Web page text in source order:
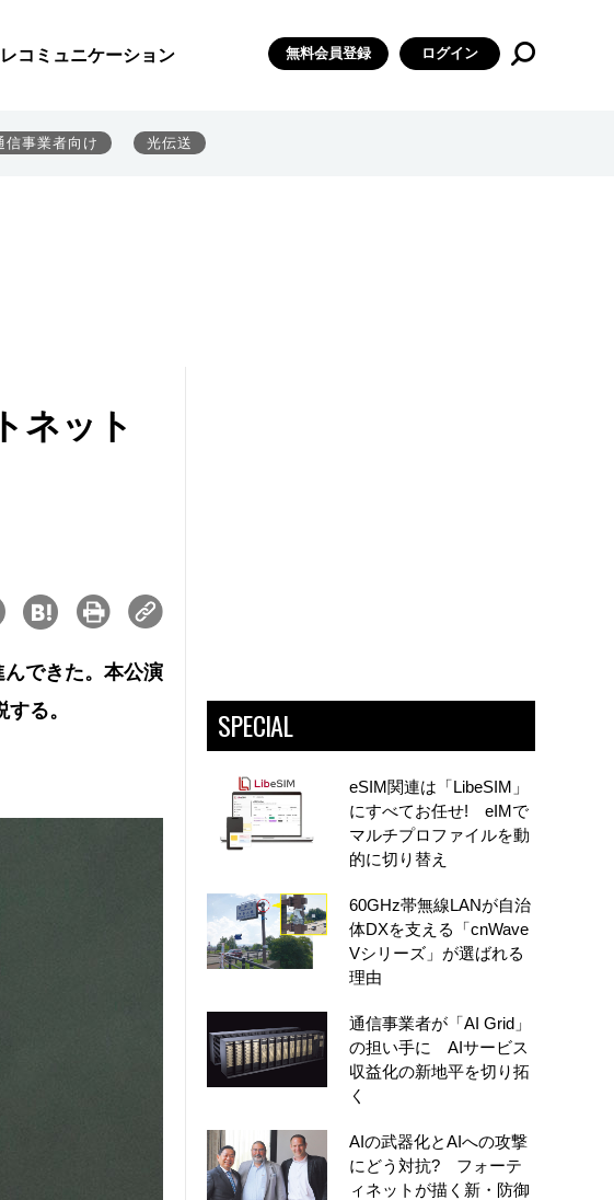
コミュニケーション 無料会員登録 ログイン
信事業者向け 光伝送
ネット
できた。本公演
る。
SPECIAL
eSIM関連は「LibeSIM」
にすべてお任せ! eIMで
マルチプロファイルを動
的に切り替え
60GHz帯無線LANが自治
体DXを支える「cnWave
Vシリーズ」が選ばれる
理由
通信事業者が「AI Grid」
の担い手に AIサービス
収益化の新地平を切り拓
く
AIの武器化とAIへの攻撃
にどう対抗? フォーテ
ィネットが描く新・防御